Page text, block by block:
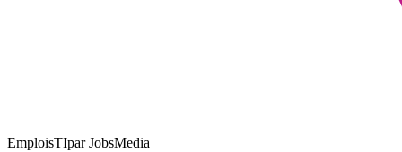
EmploisTIpar JobsMedia